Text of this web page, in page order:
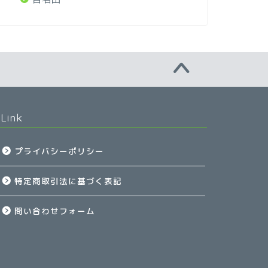
Link
プライバシーポリシー
特定商取引法に基づく表記
問い合わせフォーム